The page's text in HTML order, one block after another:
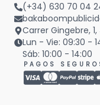
(+34) 630 70 04
Carrer Gingebre,
Lun - Vie: 09:30 -
Sáb: 10:00 - 14:00
PAGOS